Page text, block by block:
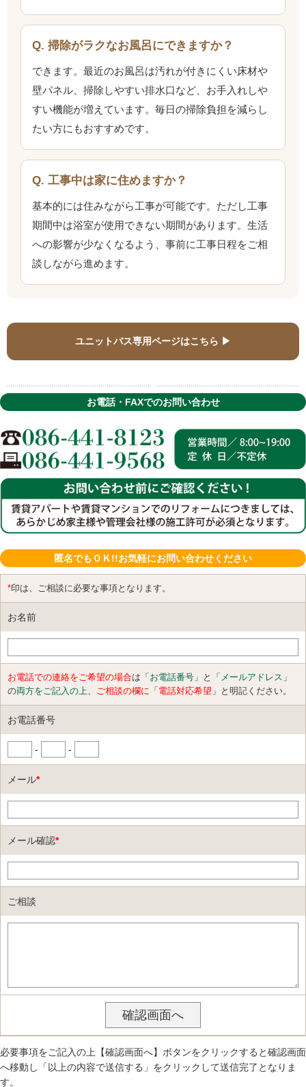
Q. 掃除がラクなお風呂にできますか？
できます。最近のお風呂は汚れが付きにくい床材や
壁パネル、掃除しやすい排水口など、お手入れしや
すい機能が増えています。毎日の掃除負担を減らし
たい方にもおすすめです。
Q. 工事中は家に住めますか？
基本的には住みながら工事が可能です。ただし工事
期間中は浴室が使用できない期間があります。生活
への影響が少なくなるよう、事前に工事日程をご相
談しながら進めます。
ユニットバス専用ページはこちら ▶
お電話・FAXでのお問い合わせ
匿名でもＯＫ!!お気軽にお問い合わせください
*印は、ご相談に必要な事項となります。
お名前
お電話での連絡をご希望の場合は「 お電話番号 」と「 メールアドレス 」
の両方をご記入の上、 ご相談の欄に 「 電話対応希望 」と明記ください。
お電話番号
- -
メール*
メール確認*
ご相談
必要事項をご記入の上【確認画面へ】ボタンをクリックすると確認画面
へ移動し「以上の内容で送信する」をクリックして送信完了となりま
す。